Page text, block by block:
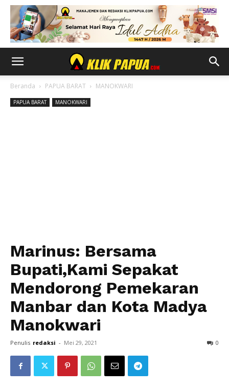
Beranda PAPUA BARAT MANOKWARI
PAPUA BARAT MANOKWARI
Marinus: Bersama
Bupati,Kami Sepakat
Mendorong Pemekaran
Manbar dan Kota Madya
Manokwari
Penulis redaksi - Mei 29, 2021 0